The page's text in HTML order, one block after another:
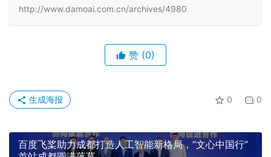
http://www.damoai.com.cn/archives/4980
赞 (0)
0 0
生成海报
百度飞桨助力成都打造人工智能新格局，“文心中国行”